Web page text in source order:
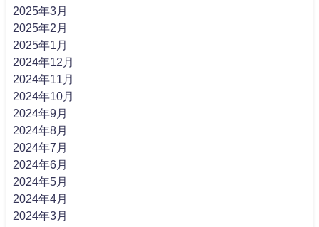
2025年3月
2025年2月
2025年1月
2024年12月
2024年11月
2024年10月
2024年9月
2024年8月
2024年7月
2024年6月
2024年5月
2024年4月
2024年3月